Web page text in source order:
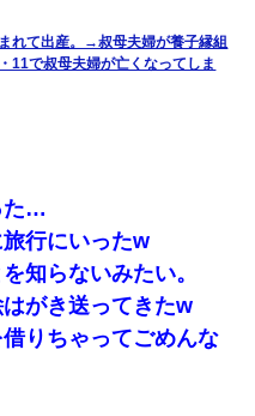
ん』→ 数時間後・・警察『××
が、ツケで宝石を買おうと
友たちの様子が微妙におか
た。で？」夫「慰謝料
も請求する」夫「」
からこのまま療養させて下
れて出産。→叔母夫婦が養子縁組
11で叔母夫婦が亡くなってしま
た…
行にいったw
知らないみたい。
がき送ってきたw
借りちゃってごめんな